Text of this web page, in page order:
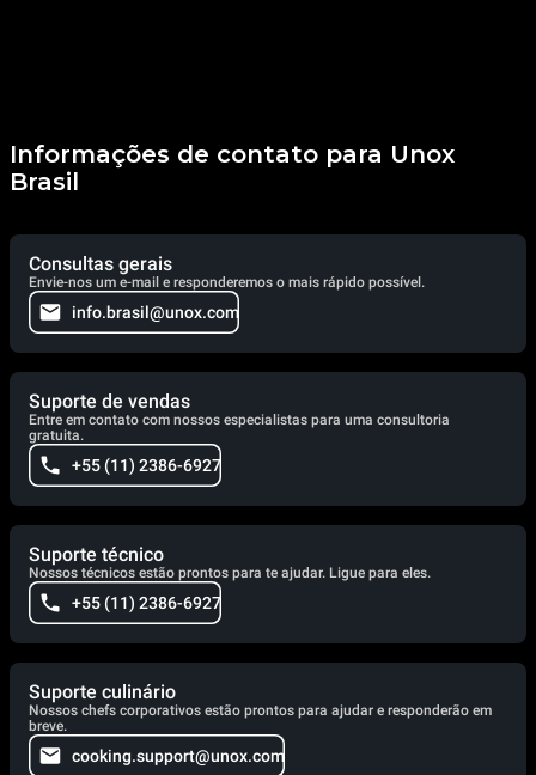
Informações de contato para Unox
Brasil
Consultas gerais
Envie-nos um e-mail e responderemos o mais rápido possível.
info.brasil@unox.com
Suporte de vendas
Entre em contato com nossos especialistas para uma consultoria
gratuita.
+55 (11) 2386-6927
Suporte técnico
Nossos técnicos estão prontos para te ajudar. Ligue para eles.
+55 (11) 2386-6927
Suporte culinário
Nossos chefs corporativos estão prontos para ajudar e responderão em
breve.
cooking.support@unox.com